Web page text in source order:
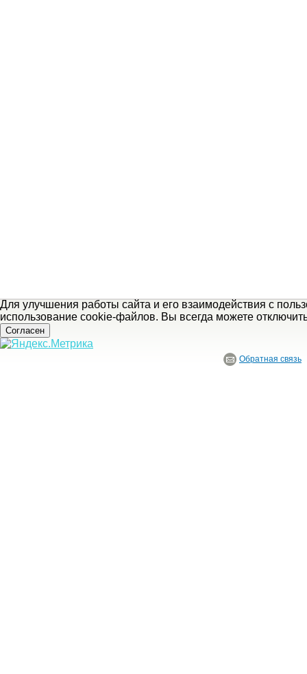
Для улучшения работы сайта и его взаимодействия с
использование cookie-файлов. Вы всегда можете
Согласен
Обратная связь